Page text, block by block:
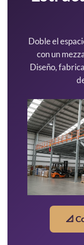
Doble el
con un
Diseño,
📐